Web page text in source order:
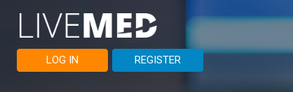
LOG IN REGISTER